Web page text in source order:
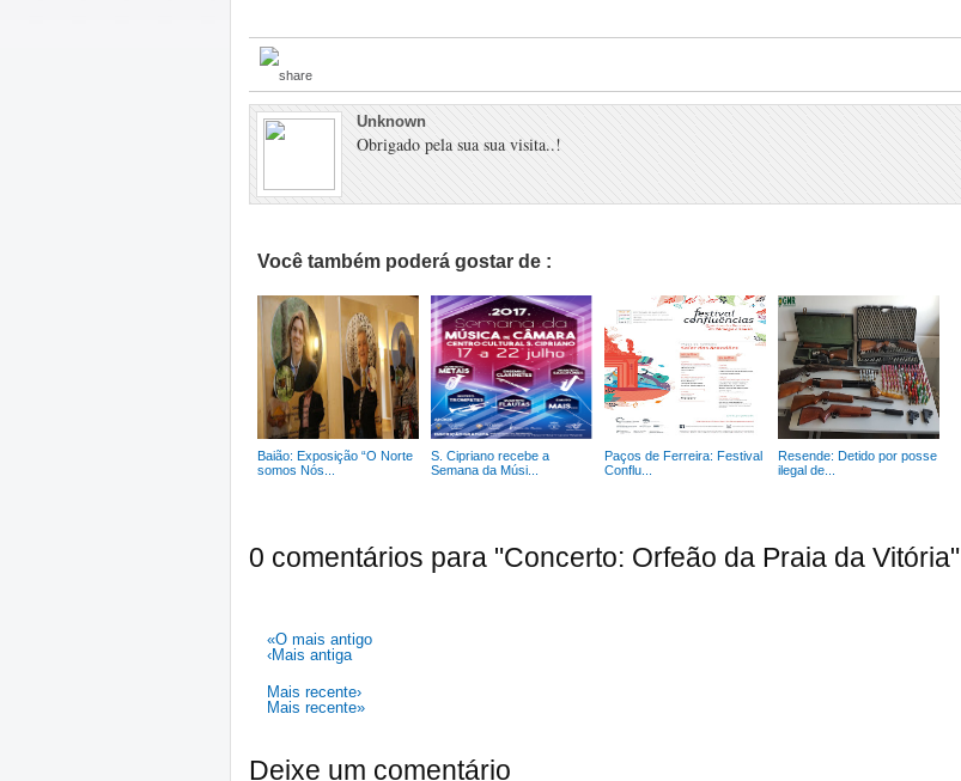
Unknown
Obrigado pela sua sua visita..!
Você também poderá gostar de :
Baião: Exposição “O Norte
somos Nós...
S. Cipriano recebe a
Semana da Músi...
Paços de Ferreira: Festival
Conflu...
Resende: Detido por posse
ilegal de...
0 comentários para "Concerto: Orfeão da Praia da Vitória"
«O mais antigo
‹Mais antiga
Mais recente›
Mais recente»
Deixe um comentário